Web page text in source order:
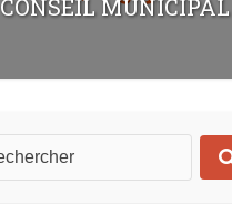
CONSEIL MUNICIPAL